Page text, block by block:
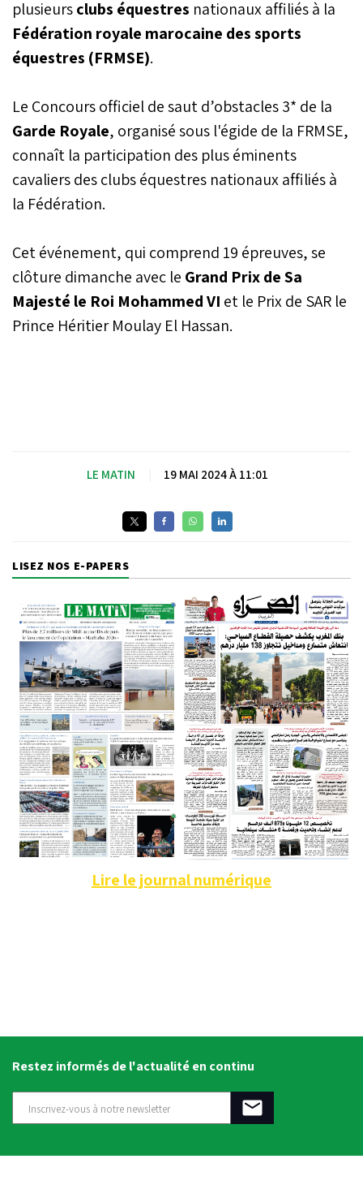
plusieursclubs équestres nationaux affiliés à la
Fédération royale marocaine des sports
équestres (FRMSE).
Le Concours officiel de saut d’obstacles 3* de la
Garde Royale, organisé sous l'égide de la FRMSE,
connaît la participation des plus éminents
cavaliers des clubs équestres nationaux affiliés à
la Fédération.
Cet événement, qui comprend 19 épreuves, se
clôture dimanche avec le Grand Prix de Sa
Majesté le Roi Mohammed VI et le Prix de SAR le
Prince Héritier Moulay El Hassan.
LE MATIN 19 MAI 2024 À 11:01
LISEZ NOS E-PAPERS
Lire le journal numérique
Restez informés de l'actualité en continu